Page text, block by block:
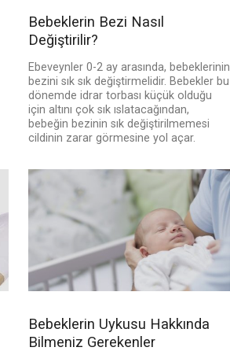
Bebeklerin Bezi Nasıl
Değiştirilir?
Ebeveynler 0-2 ay arasında, bebeklerinin
bezini sık sık değiştirmelidir. Bebekler bu
dönemde idrar torbası küçük olduğu
için altını çok sık ıslatacağından,
bebeğin bezinin sık değiştirilmemesi
cildinin zarar görmesine yol açar.
Bebeklerin Uykusu Hakkında
Bilmeniz Gerekenler